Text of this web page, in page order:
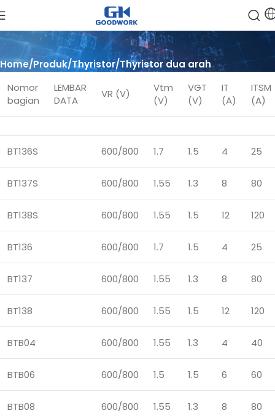
Home Produk Thyristor Thyristor dua arah
Nomor
bagian
LEMBAR
DATA
VR (V)
Vtm
(V)
VGT
(V)
IT
(A)
ITSM
(A)
BT136S 600/800 1.7 1.5 4 25
BT137S 600/800 1.55 1.3 8 80
BT138S 600/800 1.55 1.5 12 120
BT136 600/800 1.7 1.5 4 25
BT137 600/800 1.55 1.3 8 80
BT138 600/800 1.55 1.5 12 120
BTB04 600/800 1.55 1.3 4 40
BTB06 600/800 1.5 1.5 6 60
BTB08 600/800 1.55 1.3 8 80